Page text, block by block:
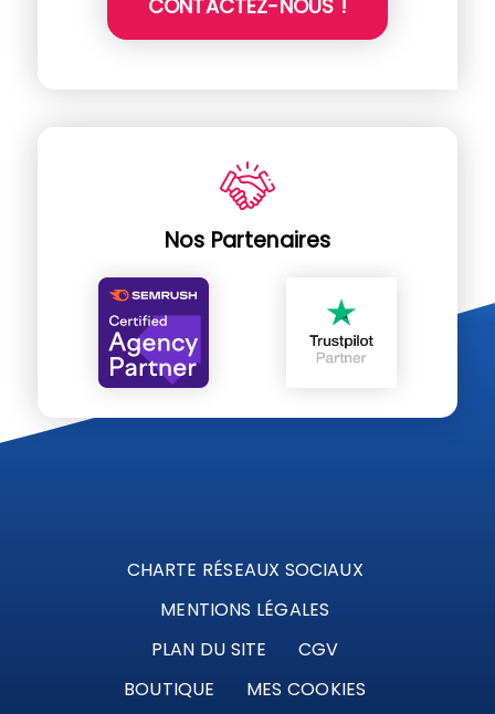
CONTACTEZ-NOUS !
Nos Partenaires
CHARTE RÉSEAUX SOCIAUX
MENTIONS LÉGALES
PLAN DU SITE
CGV
BOUTIQUE
MES COOKIES